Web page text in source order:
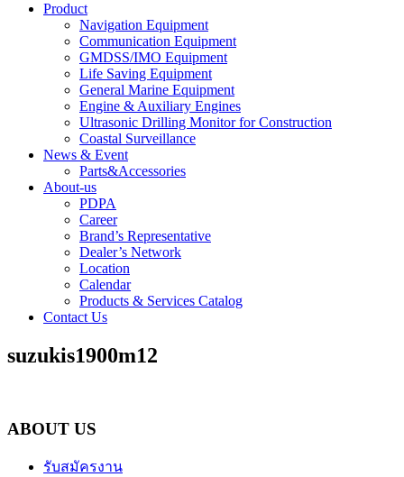
Product
Navigation Equipment
Communication Equipment
GMDSS/IMO Equipment
Life Saving Equipment
General Marine Equipment
Engine & Auxiliary Engines
Ultrasonic Drilling Monitor for Construction
Coastal Surveillance
News & Event
Parts&Accessories
About-us
PDPA
Career
Brand’s Representative
Dealer’s Network
Location
Calendar
Products & Services Catalog
Contact Us
suzukis1900m12
ABOUT US
รับสมัครงาน